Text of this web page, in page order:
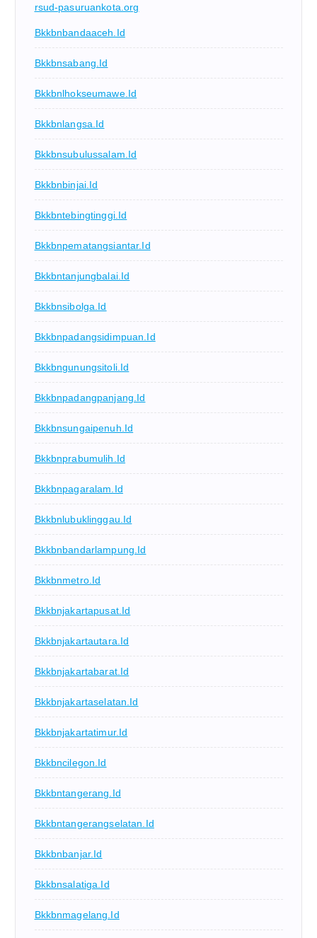
rsud-pasuruankota.org
Bkkbnbandaaceh.id
Bkkbnsabang.id
Bkkbnlhokseumawe.id
Bkkbnlangsa.id
Bkkbnsubulussalam.id
Bkkbnbinjai.id
Bkkbntebingtinggi.id
Bkkbnpematangsiantar.id
Bkkbntanjungbalai.id
Bkkbnsibolga.id
Bkkbnpadangsidimpuan.id
Bkkbngunungsitoli.id
Bkkbnpadangpanjang.id
Bkkbnsungaipenuh.id
Bkkbnprabumulih.id
Bkkbnpagaralam.id
Bkkbnlubuklinggau.id
Bkkbnbandarlampung.id
Bkkbnmetro.id
Bkkbnjakartapusat.id
Bkkbnjakartautara.id
Bkkbnjakartabarat.id
Bkkbnjakartaselatan.id
Bkkbnjakartatimur.id
Bkkbncilegon.id
Bkkbntangerang.id
Bkkbntangerangselatan.id
Bkkbnbanjar.id
Bkkbnsalatiga.id
Bkkbnmagelang.id